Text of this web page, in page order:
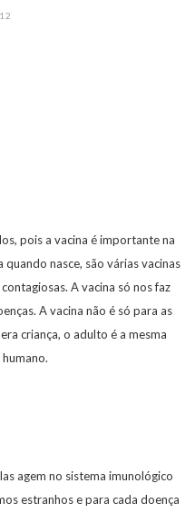
pois a vacina é importante na
nasce, são várias vacinas
A vacina só nos faz
A vacina não é só para as
criança, o adulto é a mesma
agem no sistema imunológico
estranhos e para cada doença